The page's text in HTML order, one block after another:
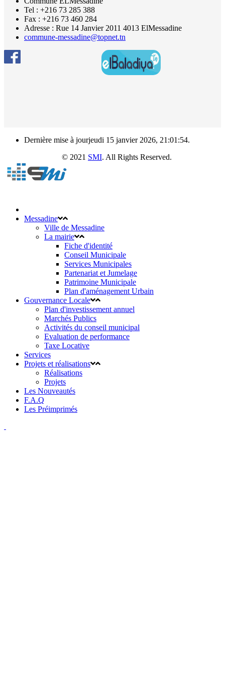
Tel : +216 73 285 388
Fax : +216 73 460 284
Adresse : Rue 14 Janvier 2011 4013 ElMessadine
commune-messadine@topnet.tn
Dernière mise à jourjeudi 15 janvier 2026, 21:01:54.
Messadine
© 2021 SMI. All Rights Reserved.
Messadine
Ville de Messadine
La mairie
Fiche d'identité
Conseil Municipale
Services Municipales
Partenariat et Jumelage
Patrimoine Municipale
Plan d'aménagement Urbain
Gouvernance Locale
Plan d'investissement annuel
Marchés Publics
Activités du conseil municipal
Evaluation de performance
Taxe Locative
Services
Projets et réalisations
Réalisations
Projets
Les Nouveautés
F.A.Q
Les Préimprimés